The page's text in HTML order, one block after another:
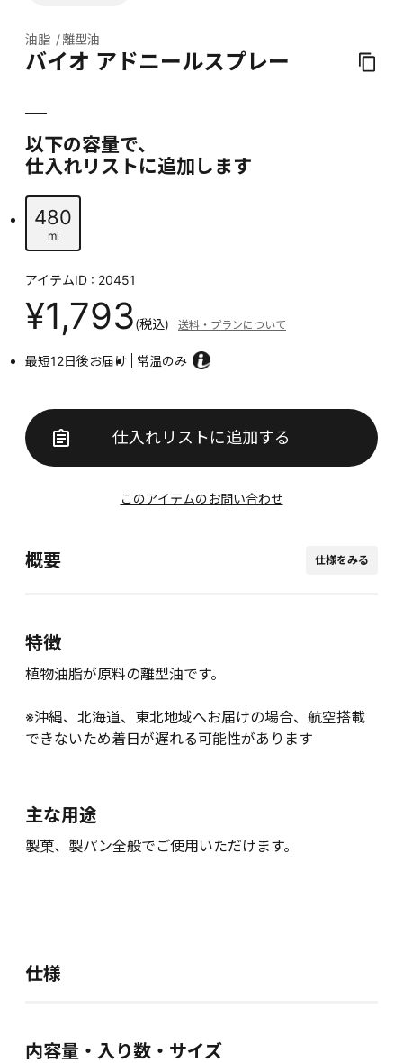
油脂 離型油
バイオ アドニールスプレー
以下の容量で、
仕入れリストに追加します
480
ml
アイテムID : 20451
¥1,793(税込) 送料・プランについて
最短12日後お届け 常温のみ
仕入れリストに追加する
このアイテムのお問い合わせ
概要 仕様をみる
特徴
植物油脂が原料の離型油です。
※沖縄、北海道、東北地域へお届けの場合、航空搭載
できないため着日が遅れる可能性があります
主な用途
製菓、製パン全般でご使用いただけます。
仕様
内容量・入り数・サイズ